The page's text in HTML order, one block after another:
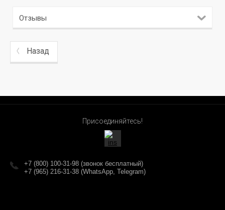
Отзывы
Назад
Присоединяйтесь!
+7 (800) 100-31-98 (звонок бесплатный)
+7 (965) 216-31-38 (WhatsApp, Telegram)